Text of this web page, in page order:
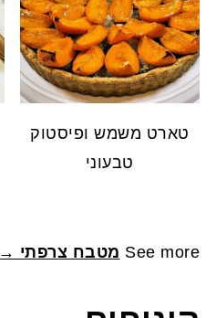
טארט משמש ופיסטוק
טבעוני
See more מטבח צרפתי →